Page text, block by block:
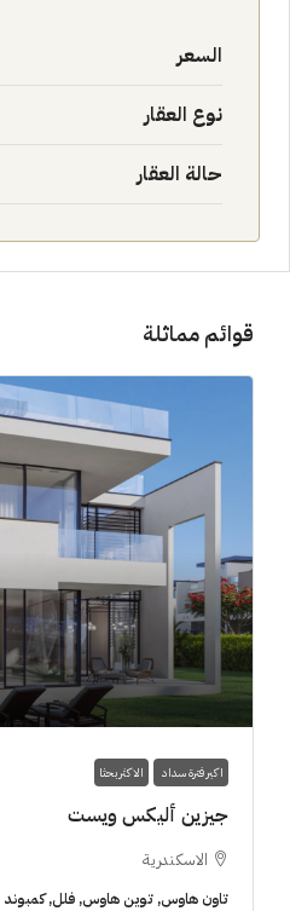
السعر
نوع العقار
حالة العقار
قوائم مماثلة
اكبر فترة سداد الاكثر بحثا
جيزين أليكس ويست
الاسكندرية
تاون هاوس, توين هاوس, فلل, كمبوند